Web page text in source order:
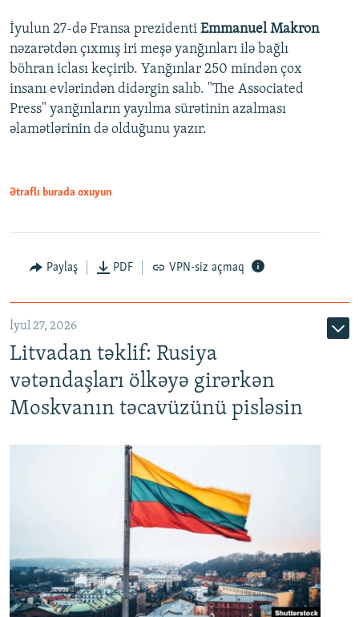
İyulun 27-də Fransa prezidenti Emmanuel Makron
nəzarətdən çıxmış iri meşə yanğınları ilə bağlı
böhran iclası keçirib. Yanğınlar 250 mindən çox
insanı evlərindən didərgin salıb. "The Associated
Press" yanğınların yayılma sürətinin azalması
əlamətlərinin də olduğunu yazır.
Ətraflı burada oxuyun
Paylaş PDF VPN-siz açmaq
İyul 27, 2026
Litvadan təklif: Rusiya
vətəndaşları ölkəyə girərkən
Moskvanın təcavüzünü pisləsin